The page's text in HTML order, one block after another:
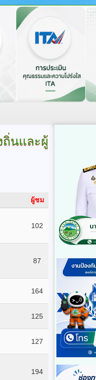
ถิ่นและผู้
ผู้ชม
102
87
164
125
127
194